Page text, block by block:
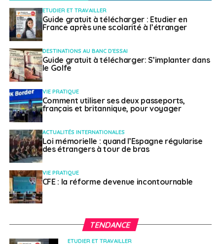
Trois autres mesures
pour favoriser l’usage
du français
Outre cette proposition sur l’immigration, la ministre
des Langues officielles propose d’autres mesures pour
endiguer cette fuite linguistique. Notamment une
réforme de la sélection des juges de la Cour suprême,
une garantie du droit de travailler en français dans les
régions à dominante francophone ou encore l’octroie
de nouveaux pouvoirs au commissaire aux langues
officielles. Toutefois, avant de présenter le projet final
de modernisation de la Loi sur les langues officielles, le
gouvernement Trudeau devra attendre les
recommandations d’un comité d’experts. Le projet de
loi devrait être présenté en 2021.
ETUDIER ET TRAVAILLER
Guide gratuit à télécharger : Etudier en
France après une scolarité à l’étranger
DESTINATIONS AU BANC D'ESSAI
Guide gratuit à télécharger: S’implanter dans
le Golfe
VIE PRATIQUE
Comment utiliser ses deux passeports,
français et britannique, pour voyager
ACTUALITÉS INTERNATIONALES
Loi mémorielle : quand l’Espagne régularise
des étrangers à tour de bras
VIE PRATIQUE
CFE : la réforme devenue incontournable
TENDANCE
ETUDIER ET TRAVAILLER